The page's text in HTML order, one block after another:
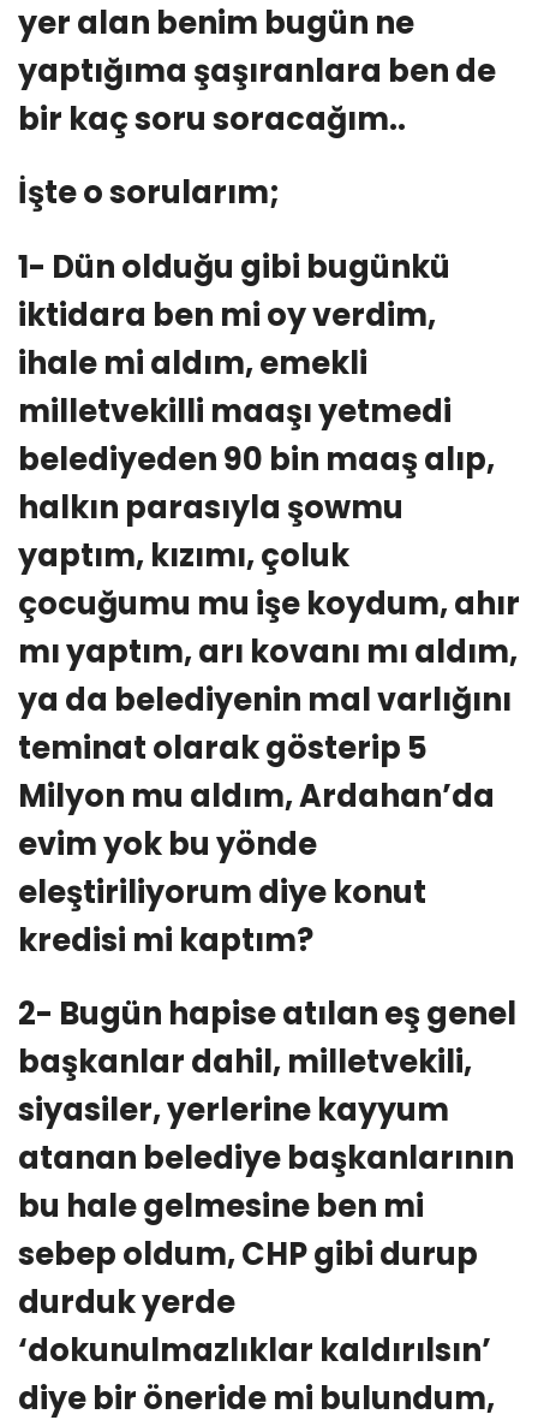
yer alan benim bugün ne
yaptığıma şaşıranlara ben de
bir kaç soru soracağım..
İşte o sorularım;
1- Dün olduğu gibi bugünkü
iktidara ben mi oy verdim,
ihale mi aldım, emekli
milletvekilli maaşı yetmedi
belediyeden 90 bin maaş alıp,
halkın parasıyla şowmu
yaptım, kızımı, çoluk
çocuğumu mu işe koydum, ahır
mı yaptım, arı kovanı mı aldım,
ya da belediyenin mal varlığını
teminat olarak gösterip 5
Milyon mu aldım, Ardahan’da
evim yok bu yönde
eleştiriliyorum diye konut
kredisi mi kaptım?
2- Bugün hapise atılan eş genel
başkanlar dahil, milletvekili,
siyasiler, yerlerine kayyum
atanan belediye başkanlarının
bu hale gelmesine ben mi
sebep oldum, CHP gibi durup
durduk yerde
‘dokunulmazlıklar kaldırılsın’
diye bir öneride mi bulundum,